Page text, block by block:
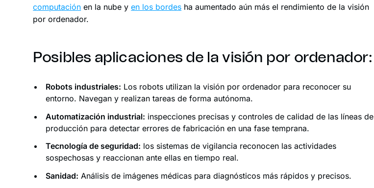
computación en la nube yen los bordes ha aumentado aún más el rendimiento de la visión
por ordenador.
Posibles aplicaciones de la visión por ordenador:
Robots industriales: Los robots utilizan la visión por ordenador para reconocer su
entorno. Navegan y realizan tareas de forma autónoma.
Automatización industrial: inspecciones precisas y controles de calidad de las líneas de
producción para detectar errores de fabricación en una fase temprana.
Tecnología de seguridad: los sistemas de vigilancia reconocen las actividades
sospechosas y reaccionan ante ellas en tiempo real.
Sanidad: Análisis de imágenes médicas para diagnósticos más rápidos y precisos.